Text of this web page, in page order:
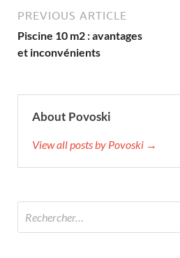
PREVIOUS ARTICLE
Piscine 10 m2 : avantages
et inconvénients
About Povoski
View all posts by Povoski →